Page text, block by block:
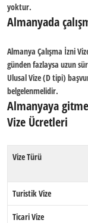
yoktur.
Almanyada
Almanya Çalışma İzni
günden fazlaysa uzun
Ulusal Vize (D tipi)
belgelenmelidir.
Almanyaya
Vize Ücretleri
Vize Türü
Turistik Vize
Ticari Vize